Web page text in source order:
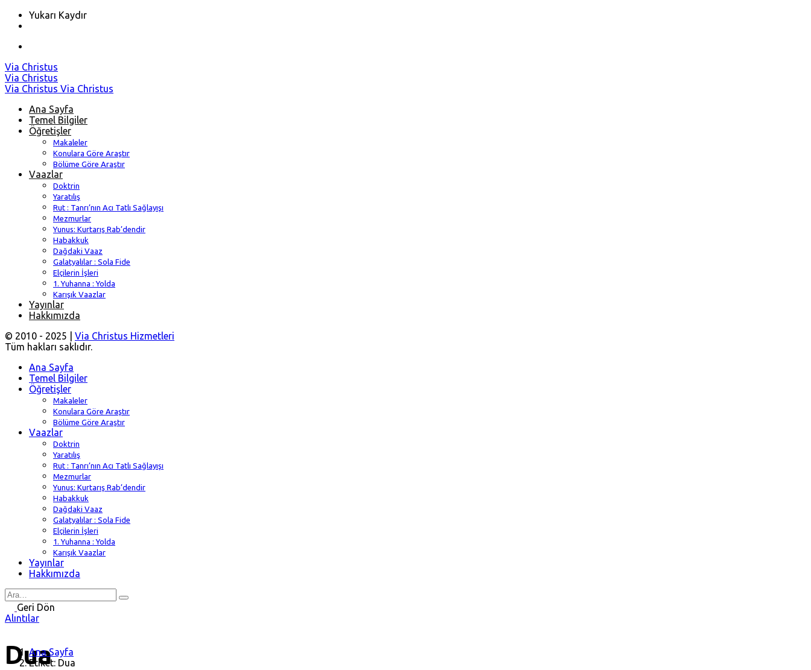
Yukarı Kaydır
Skip
to
content
Via Christus
Via Christus
Via Christus Via Christus
Ana Sayfa
Temel Bilgiler
Öğretişler
Makaleler
Konulara Göre Araştır
Bölüme Göre Araştır
Vaazlar
Doktrin
Yaratılış
Rut : Tanrı’nın Acı Tatlı Sağlayışı
Mezmurlar
Yunus: Kurtarış Rab’dendir
Habakkuk
Dağdaki Vaaz
Galatyalılar : Sola Fide
Elçilerin İşleri
1. Yuhanna : Yolda
Karışık Vaazlar
Yayınlar
Hakkımızda
© 2010 - 2025 | Via Christus Hizmetleri
Tüm hakları saklıdır.
Ana Sayfa
Temel Bilgiler
Öğretişler
Makaleler
Konulara Göre Araştır
Bölüme Göre Araştır
Vaazlar
Doktrin
Yaratılış
Rut : Tanrı’nın Acı Tatlı Sağlayışı
Mezmurlar
Yunus: Kurtarış Rab’dendir
Habakkuk
Dağdaki Vaaz
Galatyalılar : Sola Fide
Elçilerin İşleri
1. Yuhanna : Yolda
Karışık Vaazlar
Yayınlar
Hakkımızda
Search
forGeri Dön
Alıntılar
DuaAna Sayfa
Etiket: Dua